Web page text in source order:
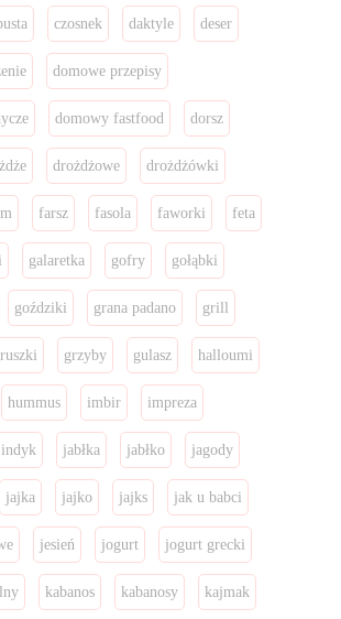
czosnek daktyle deser
domowe przepisy
domowy fastfood dorsz
drożdżowe drożdżówki
farsz fasola faworki feta
galaretka gofry gołąbki
goździki grana padano grill
grzyby gulasz halloumi
hummus imbir impreza
indyk jabłka jabłko jagody
jajka jajko jajks jak u babci
jesień jogurt jogurt grecki
kabanos kabanosy kajmak